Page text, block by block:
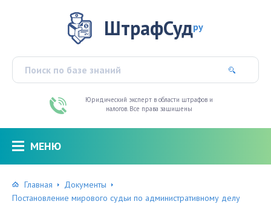
ШтрафСудру
Юридический эксперт в области штрафов и
налогов. Все права защищены
МЕНЮ
Главная
Документы
Постановление мирового судьи по административному делу